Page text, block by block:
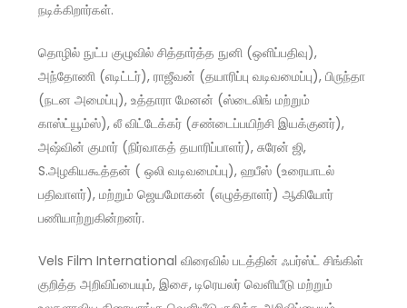
நடிக்கிறார்கள்.
தொழில் நுட்ப குழுவில் சித்தார்த்த நுனி (ஒளிப்பதிவு),
அந்தோணி (எடிட்டர்), ராஜீவன் (தயாரிப்பு வடிவமைப்பு), பிருந்தா
(நடன அமைப்பு), உத்தாரா மேனன் (ஸ்டைலிங் மற்றும்
காஸ்ட்யூம்ஸ்), லீ விட்டேக்கர் (சண்டைப்பயிற்சி இயக்குனர்),
அஷ்வின் குமார் (நிர்வாகத் தயாரிப்பாளர்), சுரேன் ஜி,
S.அழகியகூத்தன் ( ஒலி வடிவமைப்பு), ஹபீஸ் (உரையாடல்
பதிவாளர்), மற்றும் ஜெயமோகன் (எழுத்தாளர்) ஆகியோர்
பணியாற்றுகின்றனர்.
Vels Film International விரைவில் படத்தின் ஃபர்ஸ்ட் சிங்கிள்
குறித்த அறிவிப்பையும், இசை, டிரெயலர் வெளியீடு மற்றும்